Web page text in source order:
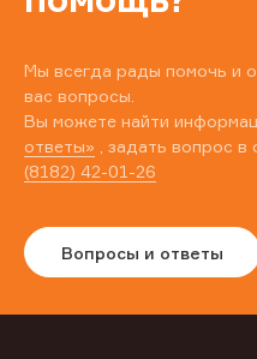
Мы всегда рады помочь и
вас вопросы.
Вы можете найти
ответы» , задать вопрос в
(8182) 42-01-26
Вопросы и ответы